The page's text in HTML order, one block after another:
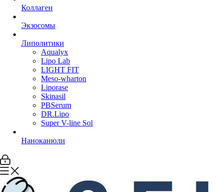
Коллаген
Экзосомы
Липолитики
Aqualyx
Lipo Lab
LIGHT FIT
Meso-wharton
Liporase
Skinasil
PBSerum
DR.Lipo
Super V-line Sol
Наноканюли